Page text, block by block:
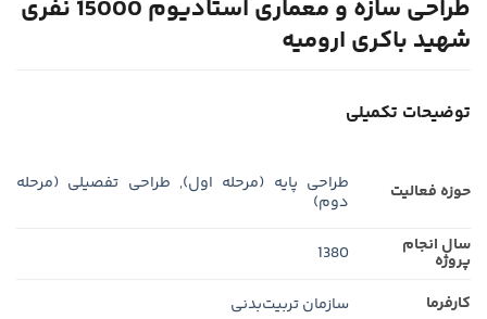
طراحی سازه و معماری استادیوم 15000 نفری
شهید باكری ارومیه
توضیحات تکمیلی
حوزه فعالیت طراحی پایه (مرحله اول), طراحی تفصیلی (مرحله
دوم)
سال انجام
پروژه 1380
کارفرما سازمان تربیت‌بدنی